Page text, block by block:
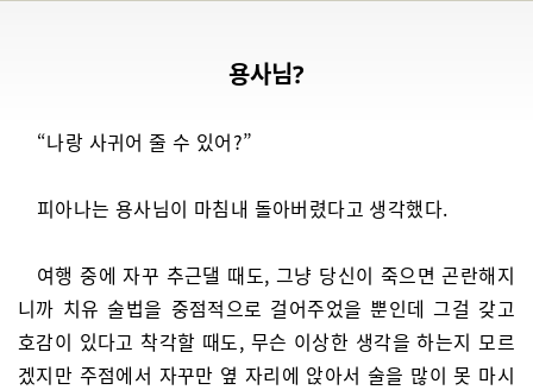
용사님?
“나랑 사귀어 줄 수 있어?”
피아나는 용사님이 마침내 돌아버렸다고 생각했다.
여행 중에 자꾸 추근댈 때도, 그냥 당신이 죽으면 곤란해지
니까 치유 술법을 중점적으로 걸어주었을 뿐인데 그걸 갖고
호감이 있다고 착각할 때도, 무슨 이상한 생각을 하는지 모르
겠지만 주점에서 자꾸만 옆 자리에 앉아서 술을 많이 못 마시